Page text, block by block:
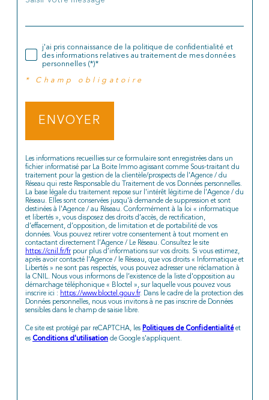
j'ai pris connaissance de la politique de confidentialité et
des informations relatives au traitement de mes données
personnelles (*)*
* Champ obligatoire
ENVOYER
Les informations recueillies sur ce formulaire sont enregistrées dans un
fichier informatisé par La Boite Immo agissant comme Sous-traitant du
traitement pour la gestion de la clientèle/prospects de l'Agence / du
Réseau qui reste Responsable du Traitement de vos Données personnelles.
La base légale du traitement repose sur l'intérêt légitime de l'Agence / du
Réseau. Elles sont conservées jusqu'à demande de suppression et sont
destinées à l'Agence / au Réseau. Conformément à la loi « informatique
et libertés », vous disposez des droits d’accès, de rectification,
d’effacement, d’opposition, de limitation et de portabilité de vos
données. Vous pouvez retirer votre consentement à tout moment en
contactant directement l’Agence / Le Réseau. Consultez le site
https://cnil.fr/fr pour plus d’informations sur vos droits. Si vous estimez,
après avoir contacté l'Agence / le Réseau, que vos droits « Informatique et
Libertés » ne sont pas respectés, vous pouvez adresser une réclamation à
la CNIL. Nous vous informons de l’existence de la liste d'opposition au
démarchage téléphonique « Bloctel », sur laquelle vous pouvez vous
inscrire ici : https://www.bloctel.gouv.fr. Dans le cadre de la protection des
Données personnelles, nous vous invitons à ne pas inscrire de Données
sensibles dans le champ de saisie libre.
Ce site est protégé par reCAPTCHA, les Politiques de Confidentialitéet
es Conditions d'utilisation de Google s'appliquent.